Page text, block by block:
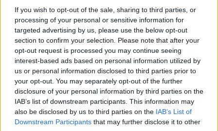
If you wish to opt-out of the sale, sharing to third parties, or
processing of your personal or sensitive information for
targeted advertising by us, please use the below opt-out
section to confirm your selection. Please note that after your
opt-out request is processed you may continue seeing
interest-based ads based on personal information utilized by
us or personal information disclosed to third parties prior to
your opt-out. You may separately opt-out of the further
disclosure of your personal information by third parties on the
IAB’s list of downstream participants. This information may
also be disclosed by us to third parties on the IAB’s List of
Downstream Participants that may further disclose it to other
Forța Dreptei (L. Orban)
PNȚMM
REPER
SENS
SOS (Șoșoacă)
POT (Gavrilă)
PACE (Peia)
Acțiunea Conservatoare (Târziu)